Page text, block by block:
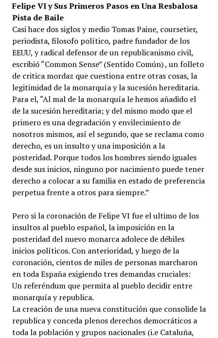
Felipe VI y Sus Primeros Pasos en Una Resbalosa
Pista de Baile
Casi hace dos siglos y medio Tomas Paine, coursetier,
periodista, filosofo político, padre fundador de los
EEUU, y radical defensor de un republicanismo civil,
escribió “Common Sense” (Sentido Común) , un folleto
de critica mordaz que cuestiona entre otras cosas, la
legitimidad de la monarquía y la sucesión hereditaria.
Para el, “Al mal de la monarquía le hemos añadido el
de la sucesión hereditaria; y del mismo modo que el
primero es una degradación y envilecimiento de
nosotros mismos, así el segundo, que se reclama como
derecho, es un insulto y una imposición a la
posteridad. Porque todos los hombres siendo iguales
desde sus inicios, ninguno por nacimiento puede tener
derecho a colocar a su familia en estado de preferencia
perpetua frente a otros para siempre.”
Pero si la coronación de Felipe VI fue el ultimo de los
insultos al pueblo español, la imposición en la
posteridad del nuevo monarca adolece de débiles
inicios políticos. Con anterioridad, y luego de la
coronación, cientos de miles de personas marcharon
en toda España exigiendo tres demandas cruciales:
Un referéndum que permita al pueblo decidir entre
monarquía y republica.
La creación de una nueva constitución que consolide la
republica y conceda plenos derechos democráticos a
toda la población y grupos nacionales (i.e Cataluña,